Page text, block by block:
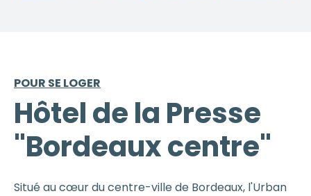
POUR SE LOGER
Hôtel de la Presse
"Bordeaux centre"
Situé au cœur du centre-ville de Bordeaux, l'Urban